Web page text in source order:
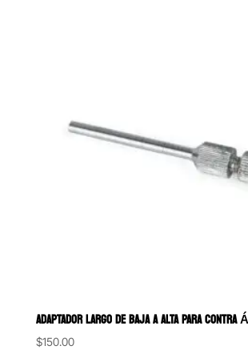
ADAPTADOR LARGO DE BAJA A ALTA PARA CONTRA
$150.00